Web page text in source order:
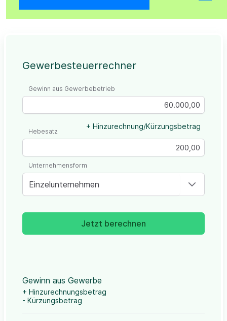
Gewerbesteuerrechner
Gewinn aus Gewerbebetrieb
+ Hinzurechnung/Kürzungsbetrag
Hebesatz
Einzelunternehmen
Unternehmensform
Jetzt berechnen
Gewinn aus Gewerbe
+ Hinzurechnungsbetrag
- Kürzungsbetrag